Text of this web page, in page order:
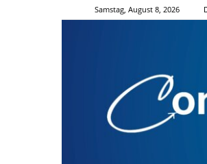
Samstag, August 8, 2026